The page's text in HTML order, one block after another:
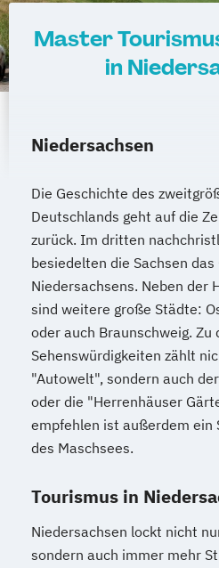
Master
in
Niedersachsen
Die Geschichte des
Deutschlands geht auf die
zurück. Im dritten
besiedelten die Sachsen
Niedersachsens. Neben der
sind weitere große Städte:
oder auch Braunschweig.
Sehenswürdigkeiten zählt
"Autowelt", sondern auch
oder die "Herrenhäuser
empfehlen ist außerdem ein
des Maschsees.
Tourismus in
Niedersachsen lockt nicht
sondern auch immer mehr